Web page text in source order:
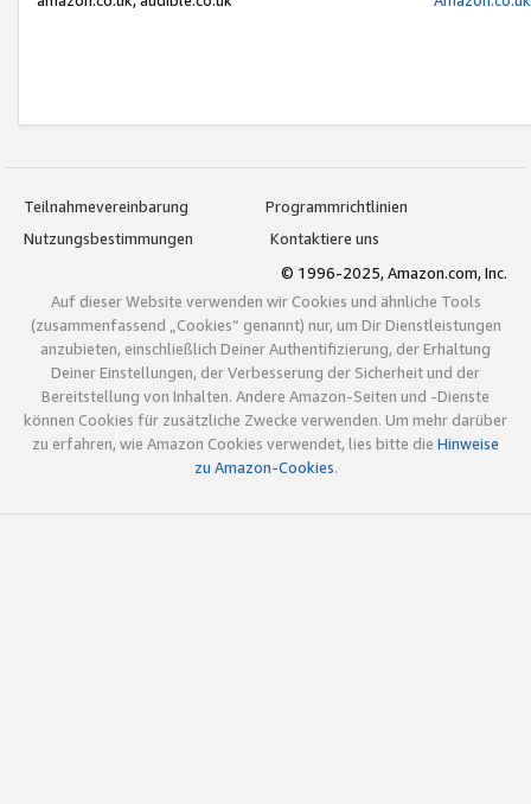
Teilnahmevereinbarung
Programmrichtlinien
Nutzungsbestimmungen
Kontaktiere uns
© 1996-2025, Amazon.com, Inc.
Auf dieser Website verwenden wir Cookies und ähnliche Tools
(zusammenfassend „Cookies“ genannt) nur, um Dir Dienstleistungen
anzubieten, einschließlich Deiner Authentifizierung, der Erhaltung
Deiner Einstellungen, der Verbesserung der Sicherheit und der
Bereitstellung von Inhalten. Andere Amazon-Seiten und -Dienste
können Cookies für zusätzliche Zwecke verwenden. Um mehr darüber
zu erfahren, wie Amazon Cookies verwendet, lies bitte die Hinweise
zu Amazon-Cookies.